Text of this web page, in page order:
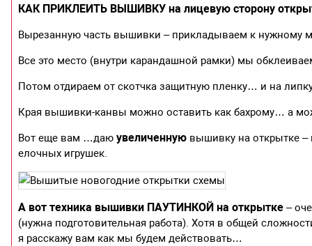
КАК ПРИКЛЕИТЬ ВЫШИВКУ на лицевую сторону
Вырезанную часть вышивки – прикладываем к
Все это место (внутри карандашной рамки) мы
Потом отдираем от скотчка защитную пленку… и на
Края вышивки-канвы можно оставить как бахрому… а
Вот еще вам …даюувеличенную вышивку на открытке
елочных игрушек.
А вот техника вышивки ПАУТИНКОЙ на открытке –
(нужна подготовительная работа). Хотя в общей
я расскажу вам как мы будем действовать…